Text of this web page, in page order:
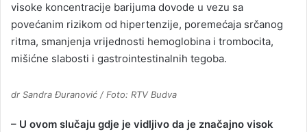
visoke koncentracije barijuma dovode u vezu sa
povećanim rizikom od hipertenzije, poremećaja srčanog
ritma, smanjenja vrijednosti hemoglobina i trombocita,
mišićne slabosti i gastrointestinalnih tegoba.
dr Sandra Đuranović / Foto: RTV Budva
– U ovom slučaju gdje je vidljivo da je značajno visok